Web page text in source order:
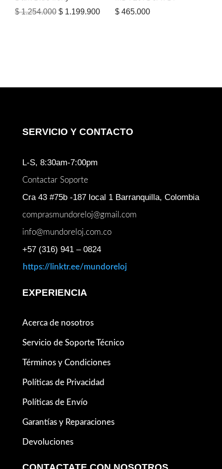
$1.254.000 El
$ 1.199.900El
$465.000
SERVICIO Y CONTACTO
L-S, 8:30am-7:00pm
Contactar Soporte
Cra 43 #75b -187 local 1 Barranquilla, Colombia
comprasmundoreloj@gmail.com
info@mundoreloj.com.co
+57 (316) 941 – 0824
https://linktr.ee/mundoreloj
EXPERIENCIA
Acerca de nosotros
Servicio de Soporte Técnico
Términos y Condiciones
Políticas de Privacidad
Políticas de Envío
Garantías y Reparaciones
Devoluciones